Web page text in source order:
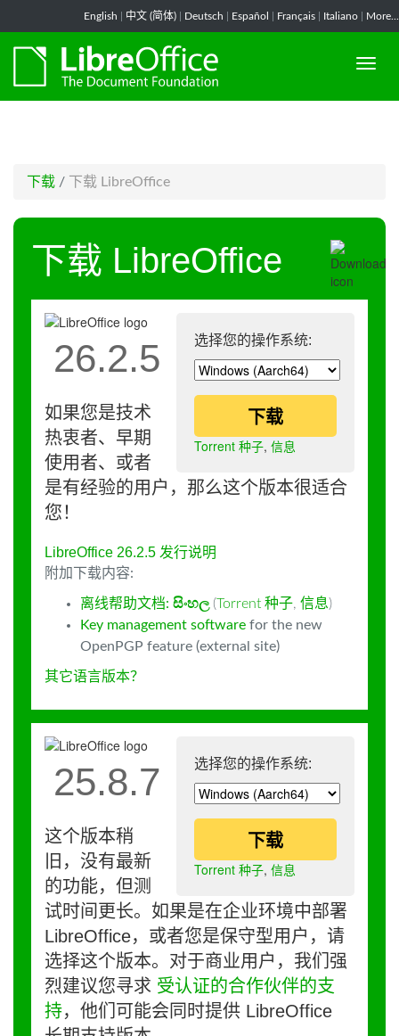
English 中文 (简体) Deutsch Español Français Italiano More...
下载 / 下载 LibreOffice
下载 LibreOffice
选择您的操作系统:
下载
Torrent 种子, 信息
26.2.5
如果您是技术
热衷者、早期
使用者、或者
是有经验的用户，那么这个版本很适合
您！
LibreOffice 26.2.5 发行说明
附加下载内容:
离线帮助文档: සිංහල (Torrent 种子, 信息)
Key management software for the new
OpenPGP feature (external site)
其它语言版本？
选择您的操作系统:
下载
Torrent 种子, 信息
25.8.7
这个版本稍
旧，没有最新
的功能，但测
试时间更长。如果是在企业环境中部署
LibreOffice，或者您是保守型用户，请
选择这个版本。对于商业用户，我们强
烈建议您寻求 受认证的合作伙伴的支
持，他们可能会同时提供 LibreOffice